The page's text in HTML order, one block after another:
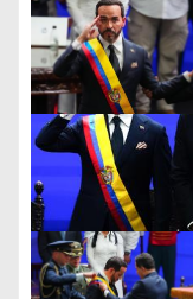
n
d
e
e
n
t